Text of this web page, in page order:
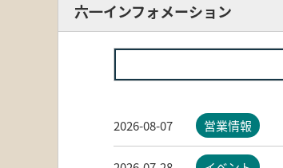
六一インフォメーション
2026-08-07 営業情報